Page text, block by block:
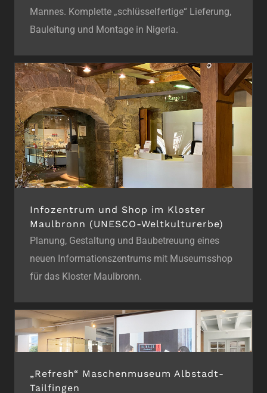
Mannes. Komplette „schlüsselfertige“ Lieferung,
Bauleitung und Montage in Nigeria.
Infozentrum und Shop im Kloster
Maulbronn (UNESCO-Weltkulturerbe)
Planung, Gestaltung und Baubetreuung eines
neuen Informationszentrums mit Museumsshop
für das Kloster Maulbronn.
„Refresh“ Maschenmuseum Albstadt-
Tailfingen